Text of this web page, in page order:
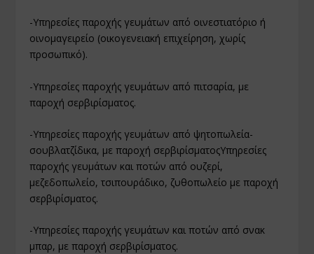
-Υπηρεσίες παροχής γευμάτων από οινεστιατόριο ή
οινομαγειρείο (οικογενειακή επιχείρηση, χωρίς
προσωπικό).
-Υπηρεσίες παροχής γευμάτων από πιτσαρία, με
παροχή σερβιρίσματος.
-Υπηρεσίες παροχής γευμάτων από ψητοπωλεία-
σουβλατζίδικα, με παροχή σερβιρίσματοςΥπηρεσίες
παροχής γευμάτων και ποτών από ουζερί,
μεζεδοπωλείο, τσιπουράδικο, ζυθοπωλείο με παροχή
σερβιρίσματος.
-Υπηρεσίες παροχής γευμάτων και ποτών από σνακ
μπαρ, με παροχή σερβιρίσματος.